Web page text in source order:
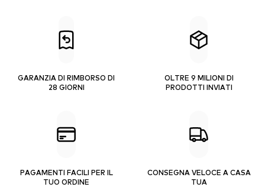
GARANZIA DI RIMBORSO DI
28 GIORNI
OLTRE 9 MILIONI DI
PRODOTTI INVIATI
PAGAMENTI FACILI PER IL
TUO ORDINE
CONSEGNA VELOCE A CASA
TUA